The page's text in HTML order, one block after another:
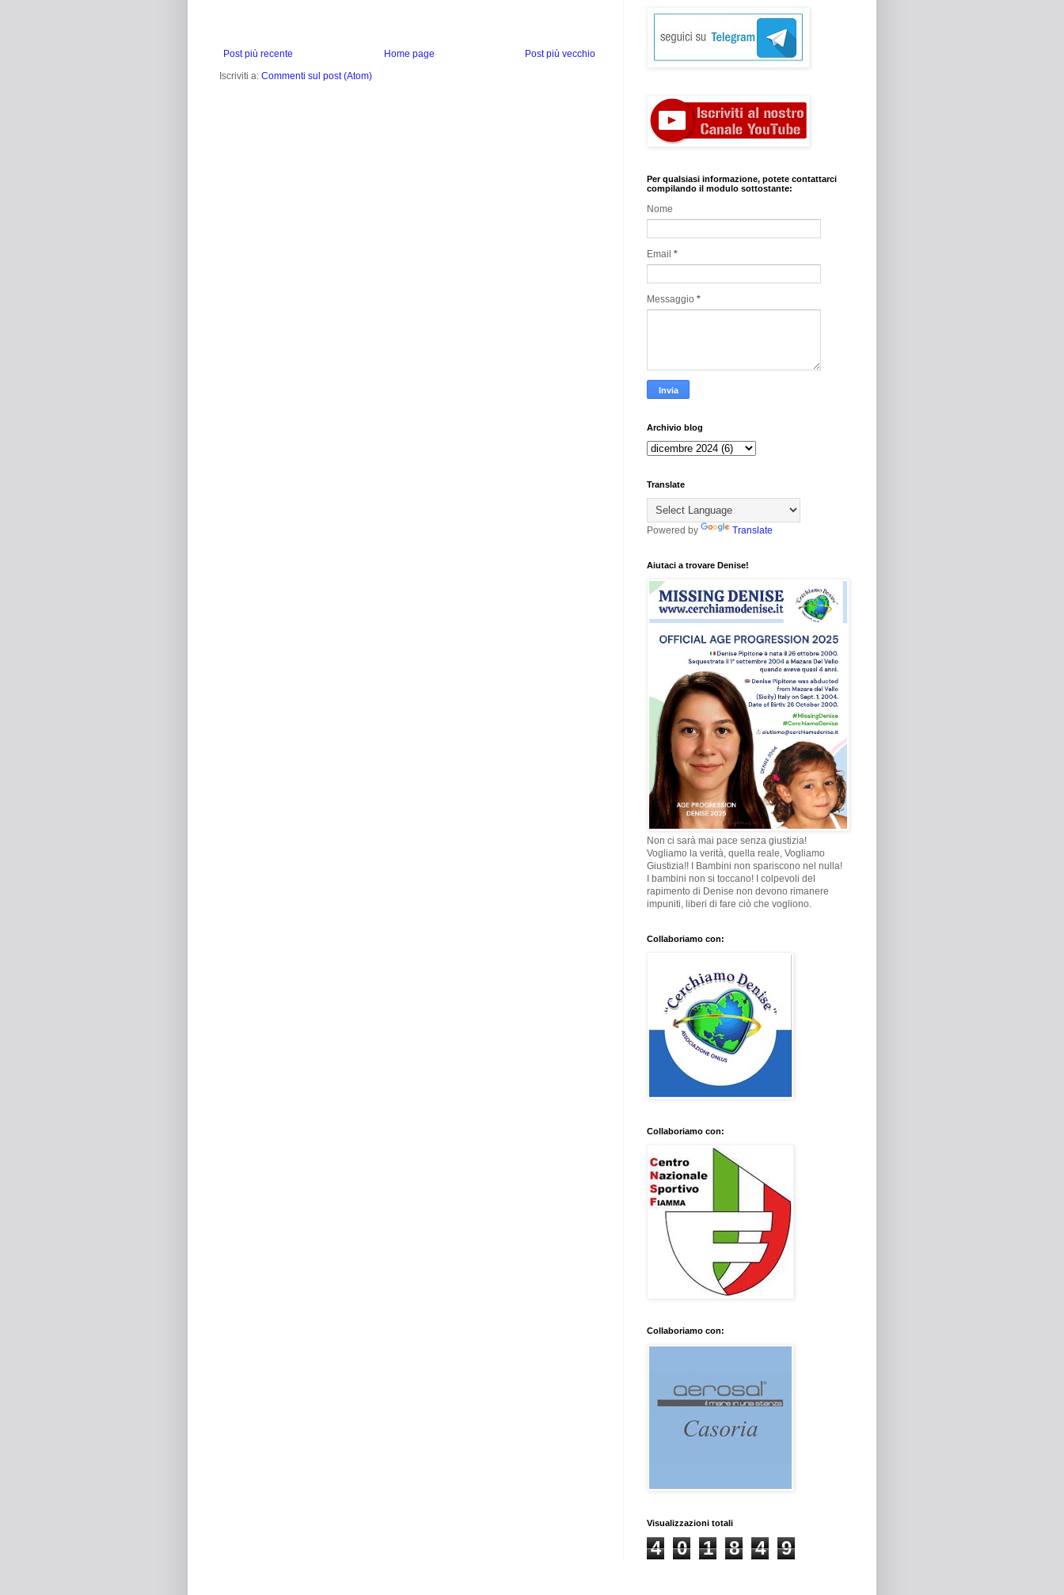
Post più recente Post più vecchio
Home page
Iscriviti a: Commenti sul post (Atom)
Per qualsiasi informazione, potete contattarci
compilando il modulo sottostante:
Nome
Email *
Messaggio *
Archivio blog
Translate
Powered by Translate
Aiutaci a trovare Denise!
Non ci sarà mai pace senza giustizia!
Vogliamo la verità, quella reale, Vogliamo
Giustizia!! I Bambini non spariscono nel nulla!
I bambini non si toccano! I colpevoli del
rapimento di Denise non devono rimanere
impuniti, liberi di fare ciò che vogliono.
Collaboriamo con:
Collaboriamo con:
Collaboriamo con:
Visualizzazioni totali
4 0 1 8 4 9